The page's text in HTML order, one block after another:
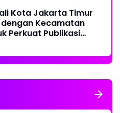
Kota Jakarta Timur
Kecamatan
Perkuat Publikasi